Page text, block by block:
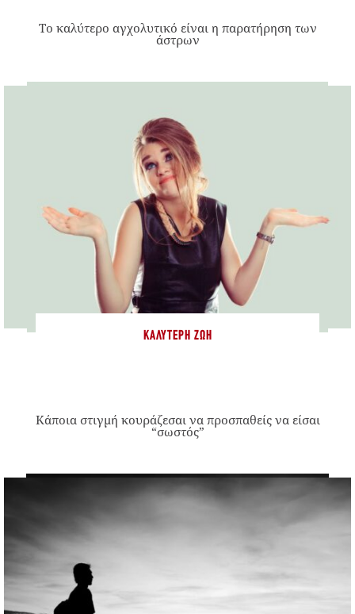
Το καλύτερο αγχολυτικό είναι η παρατήρηση των
άστρων
ΚΑΛΎΤΕΡΗ ΖΩΉ
Κάποια στιγμή κουράζεσαι να προσπαθείς να είσαι
“σωστός”